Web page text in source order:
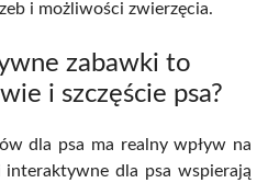
i możliwości zwierzęcia.
zabawki to
i szczęście psa?
dla psa ma realny wpływ na
interaktywne dla psa wspierają